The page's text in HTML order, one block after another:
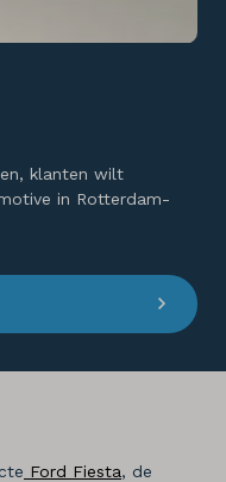
klanten wilt
in Rotterdam-
Ford Fiesta, de